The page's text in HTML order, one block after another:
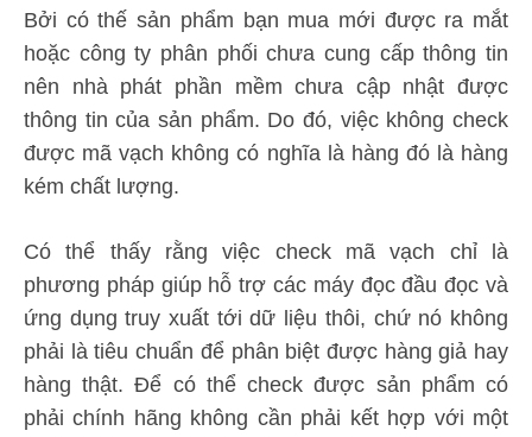
Bởi có thế sản phẩm bạn mua mới được ra mắt
hoặc công ty phân phối chưa cung cấp thông tin
nên nhà phát phần mềm chưa cập nhật được
thông tin của sản phẩm. Do đó, việc không check
được mã vạch không có nghĩa là hàng đó là hàng
kém chất lượng.
Có thể thấy rằng việc check mã vạch chỉ là
phương pháp giúp hỗ trợ các máy đọc đầu đọc và
ứng dụng truy xuất tới dữ liệu thôi, chứ nó không
phải là tiêu chuẩn để phân biệt được hàng giả hay
hàng thật. Để có thể check được sản phẩm có
phải chính hãng không cần phải kết hợp với một